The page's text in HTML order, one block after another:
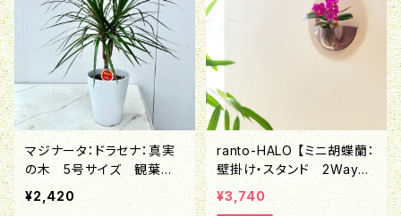
マジナータ：ドラセナ：真実
の木 5号サイズ 観葉植
物
¥2,420
ranto-HALO 【ミニ胡蝶蘭：
壁掛け・スタンド 2Wayス
タイル】
¥3,740